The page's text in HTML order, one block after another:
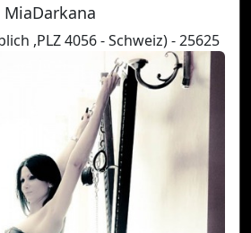
MiaDarkana
,PLZ 4056 - Schweiz) - 25625